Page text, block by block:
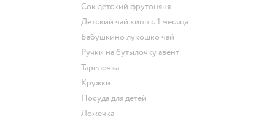
сок детский фрутоняня
детский чай хипп с 1 месяца
бабушкино лукошко чай
ручки на бутылочку авент
тарелочка
кружки
посуда для детей
ложечка